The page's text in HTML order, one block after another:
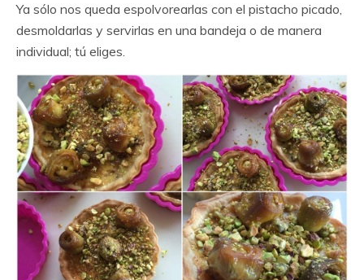
Ya sólo nos queda espolvorearlas con el pistacho picado,
desmoldarlas y servirlas en una bandeja o de manera
individual; tú eliges.